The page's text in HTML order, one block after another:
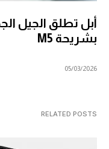
بشريحة M5
05/03/2026
RELATED POSTS